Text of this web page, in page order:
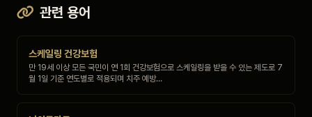
관련 용어
스케일링 건강보험
만 19세 이상 모든 국민이 연 1회 건강보험으로 스케일링을 받을 수 있는 제도로 7
월 1일 기준 연도별로 적용되며 치주 예방…